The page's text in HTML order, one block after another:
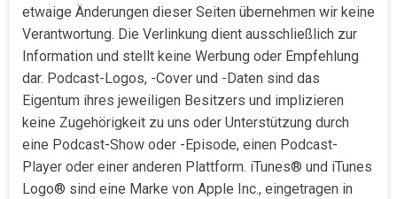
etwaige Änderungen dieser Seiten übernehmen wir keine
Verantwortung. Die Verlinkung dient ausschließlich zur
Information und stellt keine Werbung oder Empfehlung
dar. Podcast-Logos, -Cover und -Daten sind das
Eigentum ihres jeweiligen Besitzers und implizieren
keine Zugehörigkeit zu uns oder Unterstützung durch
eine Podcast-Show oder -Episode, einen Podcast-
Player oder einer anderen Plattform. iTunes® und iTunes
Logo® sind eine Marke von Apple Inc., eingetragen in